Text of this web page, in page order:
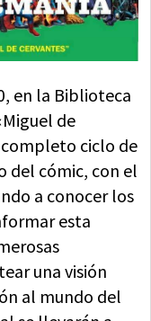
en la Biblioteca
de
completo ciclo de
del cómic, con el
a conocer los
esta
una visión
al mundo del